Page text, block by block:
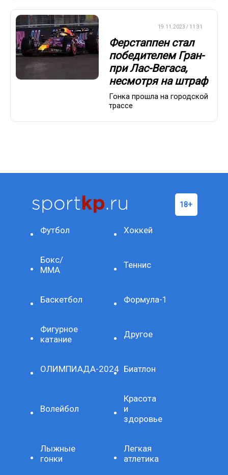
19.11.2023 / 11:31
Ферстаппен стал
победителем Гран-
при Лас-Вегаса,
несмотря на штраф
Гонка прошла на городской
трассе
Футбол Хоккей
Бокс/
ММА
Теннис
Баскетбол Формула-1
Фигурное
катание
Другое
ОЛИМПИАДА-2024 Биатлон
Волейбол
Красота
и
здоровье
Лыжные
гонки
Легкая
атлетика